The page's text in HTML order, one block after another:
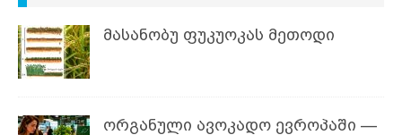
მასანობუ ფუკუოკას მეთოდი
ორგანული ავოკადო ევროპაში —